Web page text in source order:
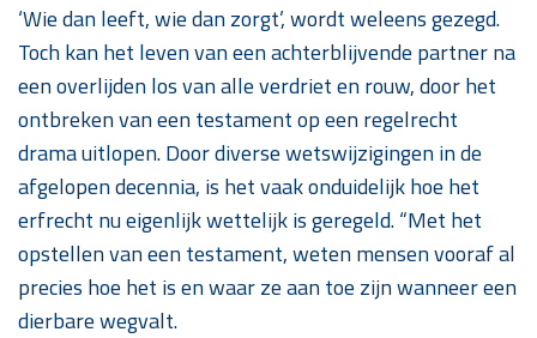
‘Wie dan leeft, wie dan zorgt’, wordt weleens gezegd.
Toch kan het leven van een achterblijvende partner na
een overlijden los van alle verdriet en rouw, door het
ontbreken van een testament op een regelrecht
drama uitlopen. Door diverse wetswijzigingen in de
afgelopen decennia, is het vaak onduidelijk hoe het
erfrecht nu eigenlijk wettelijk is geregeld. “Met het
opstellen van een testament, weten mensen vooraf al
precies hoe het is en waar ze aan toe zijn wanneer een
dierbare wegvalt.